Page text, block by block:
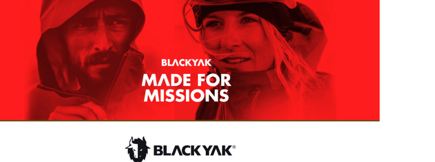
「AFTEE先享後付」，若未經同意申辦者引起之損失，本公司不負相關責
任。
４．使用「AFTEE先享後付」時，將依據個別帳號之用戶狀況，依本公司
即時審查核予不同之上限額度；若仍有額度不足之情形，本公司將視審查
結果請求用戶進行身份認證。
５．嚴禁一人註冊多個帳號或使用他人資訊註冊。若發現惡意使用之情
形，恩沛科技股份有限公司將有權停止該用戶之使用額度並採取法律行
動。
宅配
每筆NT$70，滿NT$799(含以上)免運費